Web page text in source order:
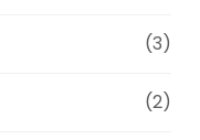
(3)
(2)